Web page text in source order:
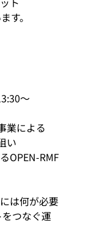
す。
～
業による
い
OPEN-RMF
は何が必要
つなぐ運